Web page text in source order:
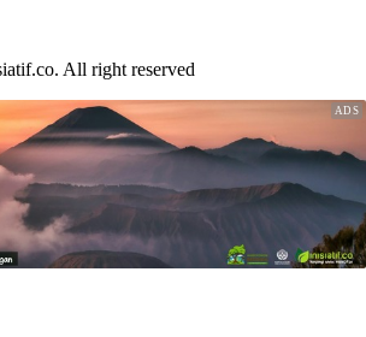
All right reserved